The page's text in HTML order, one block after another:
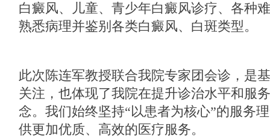
白癜风、儿童、青少年白癜风诊疗、各种
熟悉病理并鉴别各类白癜风、白斑类型。
此次陈连军教授联合我院专家团会诊，是
关注，也体现了我院在提升诊治水平和服
念。我们始终坚持“以患者为核心”的服务
供更加优质、高效的医疗服务。